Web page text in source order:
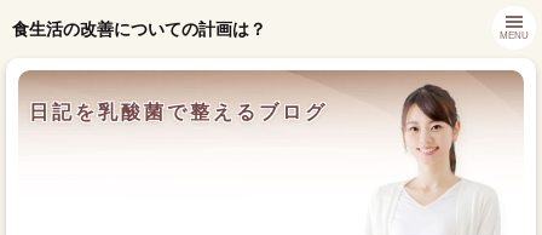
食生活の改善についての計画は？
日記を乳酸菌で整えるブログ
MENU